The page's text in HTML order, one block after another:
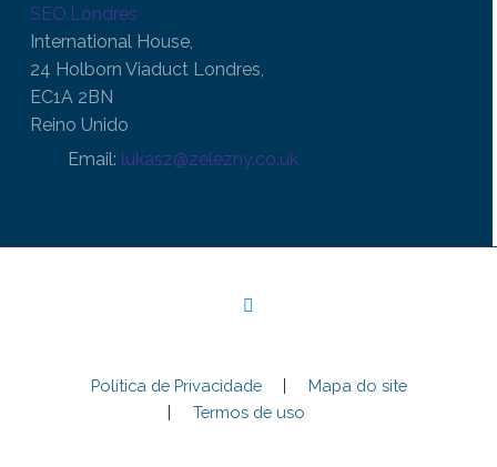
SEO.Londres
International House,
24 Holborn Viaduct Londres,
EC1A 2BN
Reino Unido
Email: lukasz@zelezny.co.uk
Política de Privacidade
Mapa do site
Termos de uso